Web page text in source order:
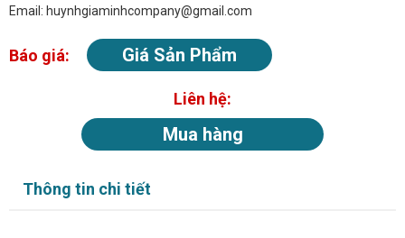
Email: huynhgiaminhcompany@gmail.com
Báo giá: Giá Sản Phẩm
Liên hệ:
Mua hàng
Thông tin chi tiết